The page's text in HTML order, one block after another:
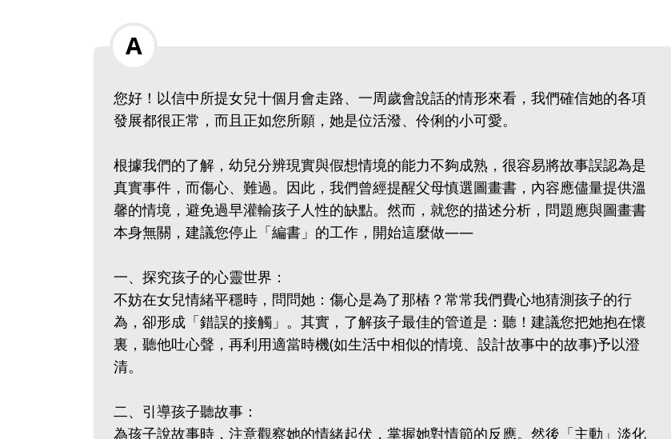
您好！以信中所提女兒十個月會走路、一周歲會說話的情形來看，我們確信她的各項
發展都很正常，而且正如您所願，她是位活潑、伶俐的小可愛。
根據我們的了解，幼兒分辨現實與假想情境的能力不夠成熟，很容易將故事誤認為是
真實事件，而傷心、難過。因此，我們曾經提醒父母慎選圖畫書，內容應儘量提供溫
馨的情境，避免過早灌輸孩子人性的缺點。然而，就您的描述分析，問題應與圖畫書
本身無關，建議您停止「編書」的工作，開始這麼做——
一、探究孩子的心靈世界：
不妨在女兒情緒平穩時，問問她：傷心是為了那樁？常常我們費心地猜測孩子的行
為，卻形成「錯誤的接觸」。其實，了解孩子最佳的管道是：聽！建議您把她抱在懷
裏，聽他吐心聲，再利用適當時機(如生活中相似的情境、設計故事中的故事)予以澄
清。
二、引導孩子聽故事：
為孩子說故事時，注意觀察她的情緒起伏，掌握她對情節的反應。然後「主動」淡化
生活與課業學習，無痛銜接